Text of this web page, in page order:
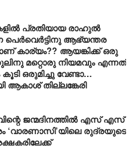
പ്രതിയായ രാഹുൽ
പെർവെർട്ടിനു ആഭ്യന്തര
കാര്യം?? ആയങ്കിക്ക് ഒരു
മറ്റൊരു നിയമവും എന്നത്
ഒരുമിച്ചു വേണ്ടാ…
ആകാശ് തില്ലങ്കേരി
ജന്മദിനത്തിൽ എസ് എസ്
‘വാരണാസി’യിലെ രുദ്രയുടെ